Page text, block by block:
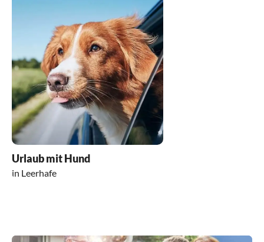
erstmal Gedanken gemacht diese wurden uns
aber direkt vertrieben die Tiere haben die
gesamte zeit zusammen verbracht und
gespielt...(unserer Ein Australian Shepherd
...und die anderen beiden kleine kleine
Havaneser).
Alles in allem freuen wir uns auf das Nächte
mal und Bedanken uns sehr für die schöne
zeit!
Urlaub mit Hund
in Leerhafe